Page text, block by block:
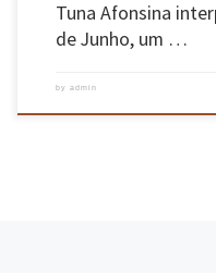
Tuna Afonsina
de Junho, um …
by admin